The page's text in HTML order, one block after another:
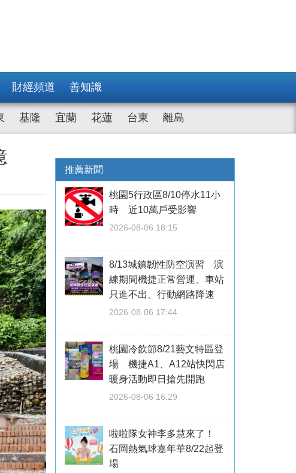
財經頻道 善知識
基隆 宜蘭 花蓮 台東 離島
推薦新聞
桃園5行政區8/10停水11小
時 近10萬戶受影響
2026-08-06 18:15
8/13城鎮韌性防空演習 演
練期間機捷正常營運、車站
只進不出、行動網路降速
2026-08-06 17:44
桃園冷飲節8/21藝文特區登
場 機捷A1、A12站快閃店
暖身活動即日搶先開跑
2026-08-06 16:29
啦啦隊女神李多慧來了！
石岡熱氣球嘉年華8/22起登
場